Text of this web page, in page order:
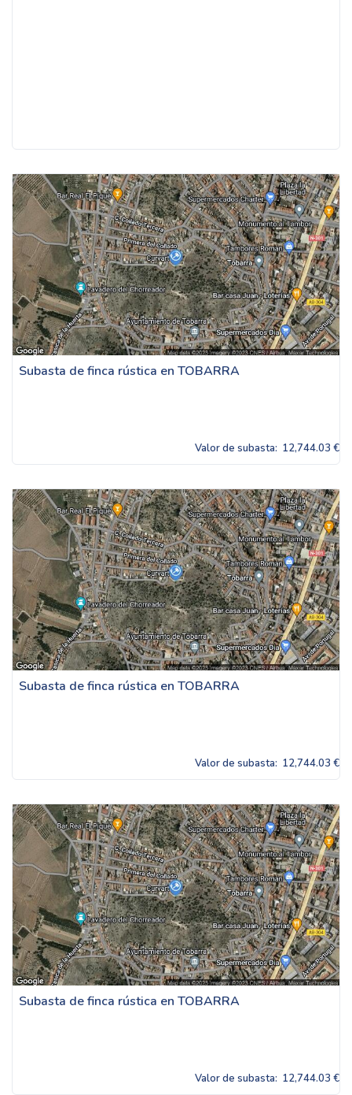
Subasta de finca rústica en TOBARRA
Valor de subasta: 12,744.03 €
Subasta de finca rústica en TOBARRA
Valor de subasta: 12,744.03 €
Subasta de finca rústica en TOBARRA
Valor de subasta: 12,744.03 €